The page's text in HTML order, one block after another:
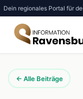
Dein regionales Portal für
← Alle Beiträge